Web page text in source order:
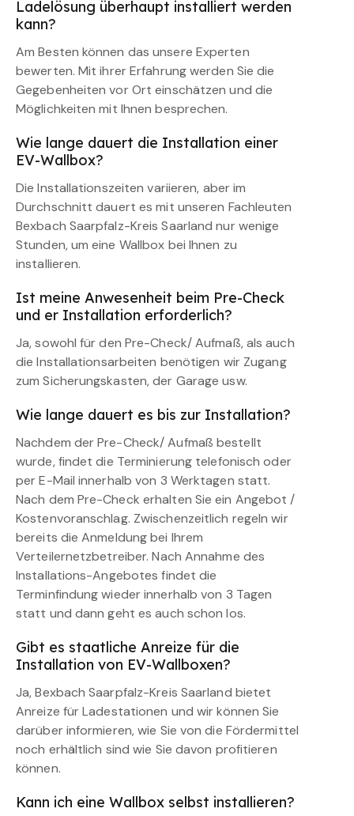
Ladelösung überhaupt installiert werden
kann?
Am Besten können das unsere Experten
bewerten. Mit ihrer Erfahrung werden Sie die
Gegebenheiten vor Ort einschätzen und die
Möglichkeiten mit Ihnen besprechen.
Wie lange dauert die Installation einer
EV-Wallbox?
Die Installationszeiten variieren, aber im
Durchschnitt dauert es mit unseren Fachleuten
Bexbach Saarpfalz-Kreis Saarland nur wenige
Stunden, um eine Wallbox bei Ihnen zu
installieren.
Ist meine Anwesenheit beim Pre-Check
und er Installation erforderlich?
Ja, sowohl für den Pre-Check/ Aufmaß, als auch
die Installationsarbeiten benötigen wir Zugang
zum Sicherungskasten, der Garage usw.
Wie lange dauert es bis zur Installation?
Nachdem der Pre-Check/ Aufmaß bestellt
wurde, findet die Terminierung telefonisch oder
per E-Mail innerhalb von 3 Werktagen statt.
Nach dem Pre-Check erhalten Sie ein Angebot /
Kostenvoranschlag. Zwischenzeitlich regeln wir
bereits die Anmeldung bei Ihrem
Verteilernetzbetreiber. Nach Annahme des
Installations-Angebotes findet die
Terminfindung wieder innerhalb von 3 Tagen
statt und dann geht es auch schon los.
Gibt es staatliche Anreize für die
Installation von EV-Wallboxen?
Ja, Bexbach Saarpfalz-Kreis Saarland bietet
Anreize für Ladestationen und wir können Sie
darüber informieren, wie Sie von die Fördermittel
noch erhältlich sind wie Sie davon profitieren
können.
Kann ich eine Wallbox selbst installieren?